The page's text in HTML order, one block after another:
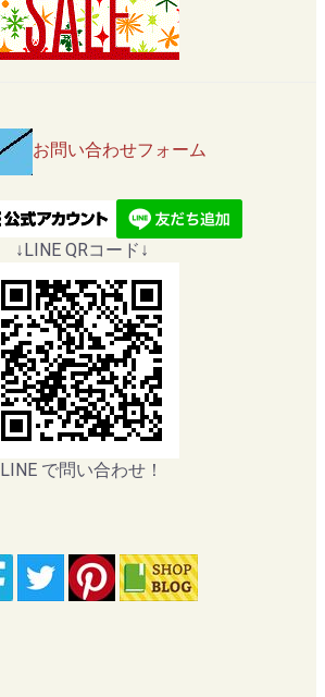
お問い合わせフォーム
↓LINE QRコード↓
LINE で問い合わせ！